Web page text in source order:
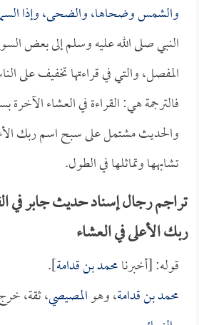
والشمس وضحاها، والضحى، وإذا
النبي صلى الله عليه وسلم إلى بعض
المفصل، والتي في قراءتها تخفيف على
فالترجمة هي: القراءة في العشاء
والحديث مشتمل على سبح اسم ربك
تشابهها وتماثلها في الطول.
تراجم رجال إسناد حديث جابر في
ربك الأعلى في العشاء
قوله: [أخبرنامحمد بن قدامة].
محمد بن قدامة، وهوالمصيصي، ثقة،